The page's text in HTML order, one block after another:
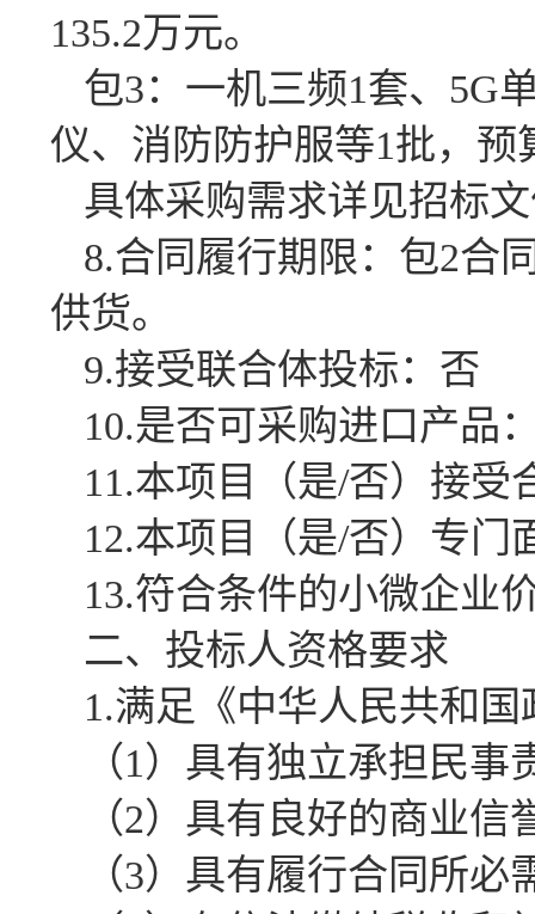
135.2万元。
包3：一机三频1套、5G
仪、消防防护服等1批，预
具体采购需求详见招标
8.合同履行期限：包2合
供货。
9.接受联合体投标：否
10.是否可采购进口产品
11.本项目（是/否）接受
12.本项目（是/否）专门
13.符合条件的小微企业
二、投标人资格要求
1.满足《中华人民共和
（1）具有独立承担民事
（2）具有良好的商业
（3）具有履行合同所